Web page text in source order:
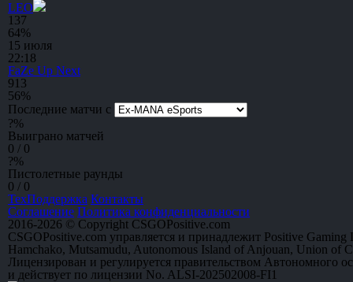
LEO
137
64%
15 июля
22:18
FaZe Up Next
913
56%
Последние матчи с
?%
Выиграно матчей
0 / 0
?%
Пистолетные раунды
0 / 0
ТехПоддержка Контакты
Соглашение Политика конфиденциальности
2016-2026 © Copyright CSGOPositive.com
CSGOPositive.com управляется и принадлежит Positive Gaming
Hamchako, Mutsamudu, Autonomous Island of Anjouan, Union of
Лицензирован и регулируется правительством Автономного
и действует по лицензии No. ALSI-202502008-FI1